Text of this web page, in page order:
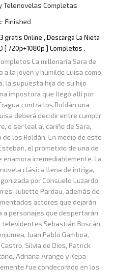
Telenovelas Completas
Finished
gratis Online , Descarga La Nieta
[ 720p+1080p ] Completos .
La millonaria Sara de
la joven y humilde Luisa como
la supuesta hija de su hijo
impostora que llegó allí por
contra los Roldán una
deberá decidir entre cumplir
o ser leal al cariño de Sara,
los Roldán. En medio de este
el prometido de una de
irremediablemente. La
clásica llena de intriga,
por Consuelo Luzardo,
Juliette Pardau, además de
actores que dejarán
personajes que despertarán
Sebastián Boscán,
Juan Pablo Gamboa,
Silvia de Dios, Patrick
Adriana Arango y Kepa
fue condecorado en los